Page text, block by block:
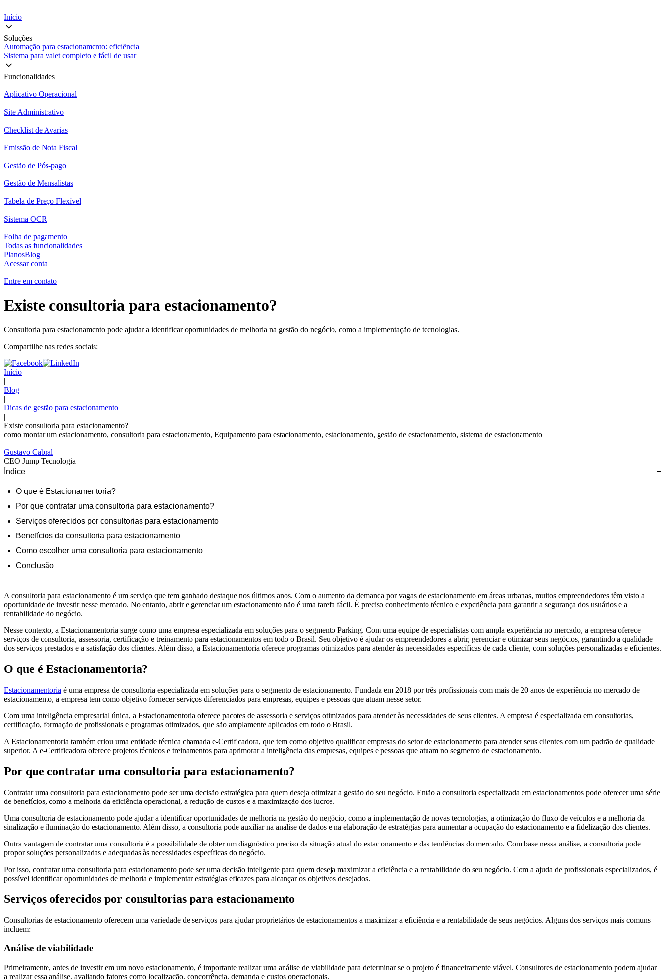
Início
Soluções
Automação para estacionamento: eficiência
Sistema para valet completo e fácil de usar
Funcionalidades
Aplicativo Operacional
Site Administrativo
Checklist de Avarias
Emissão de Nota Fiscal
Gestão de Pós-pago
Gestão de Mensalistas
Tabela de Preço Flexível
Sistema OCR
Folha de pagamento
Todas as funcionalidades
PlanosBlog
Acessar conta
Entre em contato
Existe consultoria para estacionamento?
Consultoria para estacionamento pode ajudar a identificar oportunidades de melhoria na gestão do negócio, como a implementação de tecnologias.
Compartilhe nas redes sociais:
Início
|
Blog
|
Dicas de gestão para estacionamento
|
Existe consultoria para estacionamento?
como montar um estacionamento, consultoria para estacionamento, Equipamento para estacionamento, estacionamento, gestão de estacionamento, sistema de estacionamento
Gustavo Cabral
CEO Jump Tecnologia
Índice
−
O que é Estacionamentoria?
Por que contratar uma consultoria para estacionamento?
Serviços oferecidos por consultorias para estacionamento
Benefícios da consultoria para estacionamento
Como escolher uma consultoria para estacionamento
Conclusão
A consultoria para estacionamento é um serviço que tem ganhado destaque nos últimos anos. Com o aumento da demanda por vagas de estacionamento em áreas urbanas, muitos empreendedores têm visto a
oportunidade de investir nesse mercado. No entanto, abrir e gerenciar um estacionamento não é uma tarefa fácil. É preciso conhecimento técnico e experiência para garantir a segurança dos usuários e a
rentabilidade do negócio.
Nesse contexto, a Estacionamentoria surge como uma empresa especializada em soluções para o segmento Parking. Com uma equipe de especialistas com ampla experiência no mercado, a empresa oferece
serviços de consultoria, assessoria, certificação e treinamento para estacionamentos em todo o Brasil. Seu objetivo é ajudar os empreendedores a abrir, gerenciar e otimizar seus negócios, garantindo a qualidade
dos serviços prestados e a satisfação dos clientes. Além disso, a Estacionamentoria oferece programas otimizados para atender às necessidades específicas de cada cliente, com soluções personalizadas e eficientes.
O que é Estacionamentoria?
Estacionamentoria é uma empresa de consultoria especializada em soluções para o segmento de estacionamento. Fundada em 2018 por três profissionais com mais de 20 anos de experiência no mercado de
estacionamento, a empresa tem como objetivo fornecer serviços diferenciados para empresas, equipes e pessoas que atuam nesse setor.
Com uma inteligência empresarial única, a Estacionamentoria oferece pacotes de assessoria e serviços otimizados para atender às necessidades de seus clientes. A empresa é especializada em consultorias,
certificação, formação de profissionais e programas otimizados, que são amplamente aplicados em todo o Brasil.
A Estacionamentoria também criou uma entidade técnica chamada e-Certificadora, que tem como objetivo qualificar empresas do setor de estacionamento para atender seus clientes com um padrão de qualidade
superior. A e-Certificadora oferece projetos técnicos e treinamentos para aprimorar a inteligência das empresas, equipes e pessoas que atuam no segmento de estacionamento.
Por que contratar uma consultoria para estacionamento?
Contratar uma consultoria para estacionamento pode ser uma decisão estratégica para quem deseja otimizar a gestão do seu negócio. Então a consultoria especializada em estacionamentos pode oferecer uma série
de benefícios, como a melhoria da eficiência operacional, a redução de custos e a maximização dos lucros.
Uma consultoria de estacionamento pode ajudar a identificar oportunidades de melhoria na gestão do negócio, como a implementação de novas tecnologias, a otimização do fluxo de veículos e a melhoria da
sinalização e iluminação do estacionamento. Além disso, a consultoria pode auxiliar na análise de dados e na elaboração de estratégias para aumentar a ocupação do estacionamento e a fidelização dos clientes.
Outra vantagem de contratar uma consultoria é a possibilidade de obter um diagnóstico preciso da situação atual do estacionamento e das tendências do mercado. Com base nessa análise, a consultoria pode
propor soluções personalizadas e adequadas às necessidades específicas do negócio.
Por isso, contratar uma consultoria para estacionamento pode ser uma decisão inteligente para quem deseja maximizar a eficiência e a rentabilidade do seu negócio. Com a ajuda de profissionais especializados, é
possível identificar oportunidades de melhoria e implementar estratégias eficazes para alcançar os objetivos desejados.
Serviços oferecidos por consultorias para estacionamento
Consultorias de estacionamento oferecem uma variedade de serviços para ajudar proprietários de estacionamentos a maximizar a eficiência e a rentabilidade de seus negócios. Alguns dos serviços mais comuns
incluem:
Análise de viabilidade
Primeiramente, antes de investir em um novo estacionamento, é importante realizar uma análise de viabilidade para determinar se o projeto é financeiramente viável. Consultores de estacionamento podem ajudar
a realizar essa análise, avaliando fatores como localização, concorrência, demanda e custos operacionais.